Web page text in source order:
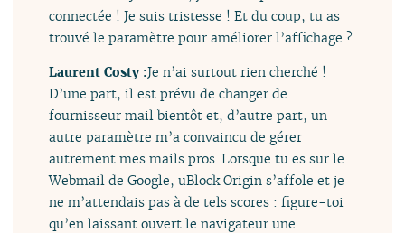
connectée ! Je suis tristesse ! Et du coup, tu as
trouvé le paramètre pour améliorer l’affichage ?
Laurent Costy :Je n’ai surtout rien cherché !
D’une part, il est prévu de changer de
fournisseur mail bientôt et, d’autre part, un
autre paramètre m’a convaincu de gérer
autrement mes mails pros. Lorsque tu es sur le
Webmail de Google, uBlock Origin s’affole et je
ne m’attendais pas à de tels scores : figure-toi
qu’en laissant ouvert le navigateur une